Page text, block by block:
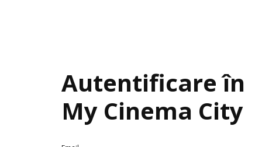
Autentificare în
My Cinema City